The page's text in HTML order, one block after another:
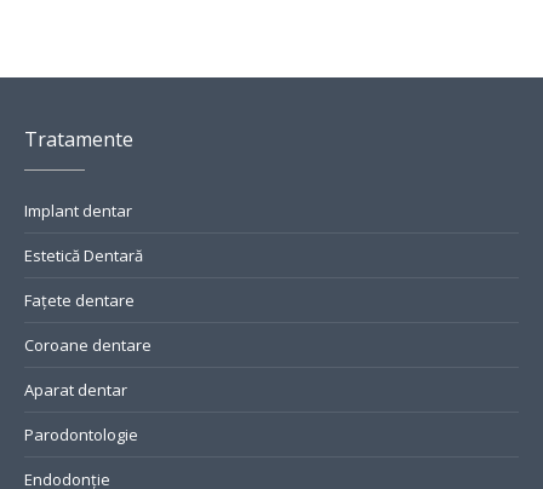
Tratamente
Implant dentar
Estetică Dentară
Fațete dentare
Coroane dentare
Aparat dentar
Parodontologie
Endodonție